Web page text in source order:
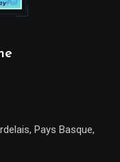
Pays Basque,